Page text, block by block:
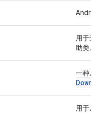
用于查
助类。
一种从
用于从